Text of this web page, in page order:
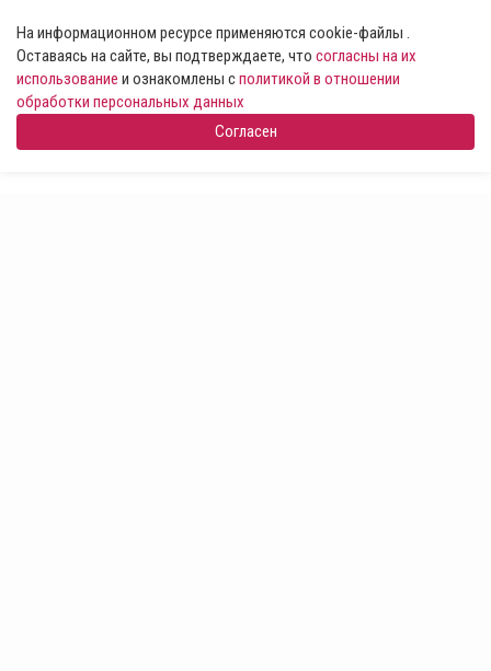
На информационном ресурсе применяются cookie-файлы .
Оставаясь на сайте, вы подтверждаете, что согласны на их
использование и ознакомлены сполитикой в отношении
обработки персональных данных
Согласен